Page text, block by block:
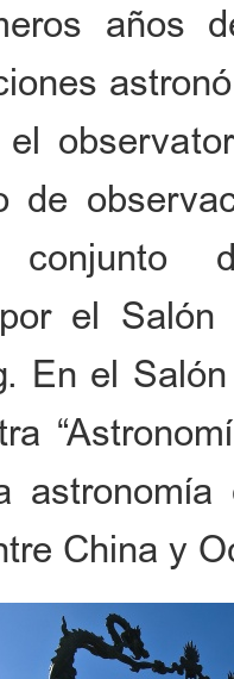
años
de
por el
En el
China y